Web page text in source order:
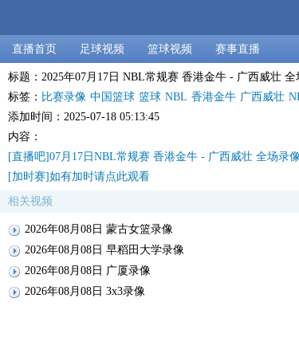
直播首页 足球视频 篮球视频 赛事直播
标题：2025年07月17日 NBL常规赛 香港金牛 - 广西威壮 全
标签： 比赛录像 中国篮球 篮球 NBL 香港金牛 广西威壮
添加时间：2025-07-18 05:13:45
内容：
[直播吧]07月17日NBL常规赛 香港金牛 - 广西威壮 全场录像
[加时赛]如有加时请点此观看
相关视频
2026年08月08日 蒙古女篮录像
2026年08月08日 早稻田大学录像
2026年08月08日 广厦录像
2026年08月08日 3x3录像